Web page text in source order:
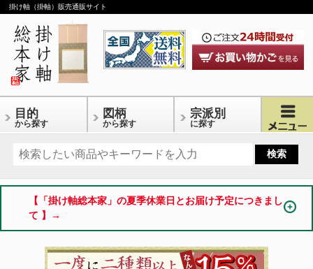
掛け軸（掛軸）販売通販サイト
目的
から探す
図柄
から探す
宗派別
に探す
【「掛け軸総本家」の夏季休業日とお届け予定につきまし
て 】→